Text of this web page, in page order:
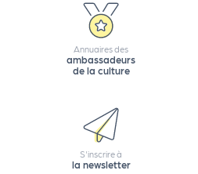
Annuaires des
ambassadeurs
de la culture
S'inscrire à
la newsletter